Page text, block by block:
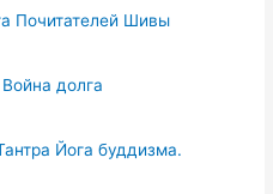
Почитателей Шивы
Война долга
Йога буддизма.